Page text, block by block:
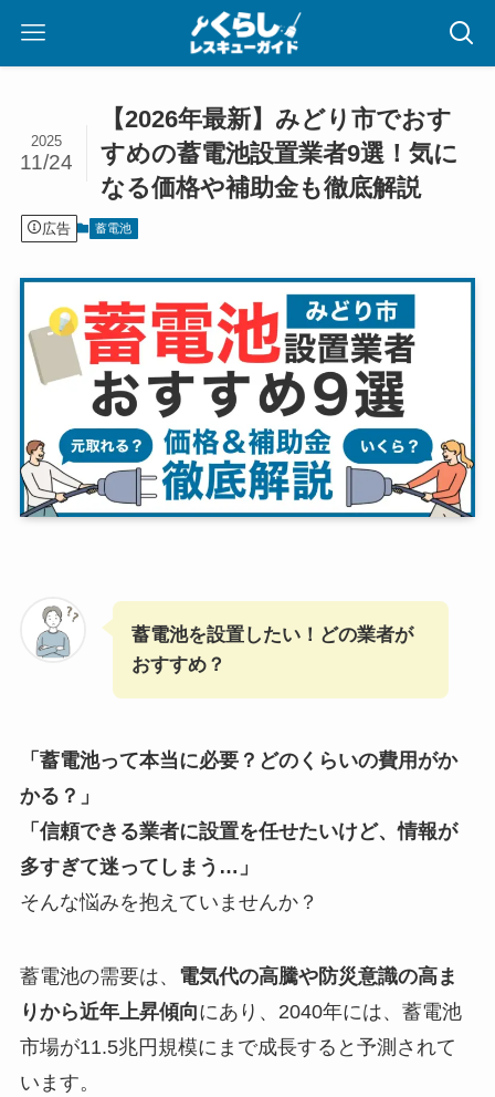
【2026年最新】みどり市でおす
すめの蓄電池設置業者9選！気に
なる価格や補助金も徹底解説
2025
11/24
広告 蓄電池
蓄電池を設置したい！どの業者が
おすすめ？
「蓄電池って本当に必要？どのくらいの費用がか
かる？」
「信頼できる業者に設置を任せたいけど、情報が
多すぎて迷ってしまう…」
そんな悩みを抱えていませんか？
蓄電池の需要は、 電気代の高騰や防災意識の高ま
りから近年上昇傾向にあり、2040年には、蓄電池
市場が11.5兆円規模にまで成長すると予測されて
います。